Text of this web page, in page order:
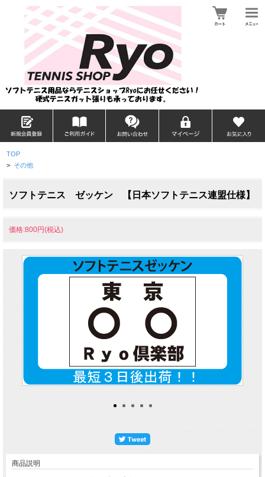
TOP
> その他
ソフトテニス ゼッケン 【日本ソフトテニス連盟仕様】
価格:800円(税込)
商品説明